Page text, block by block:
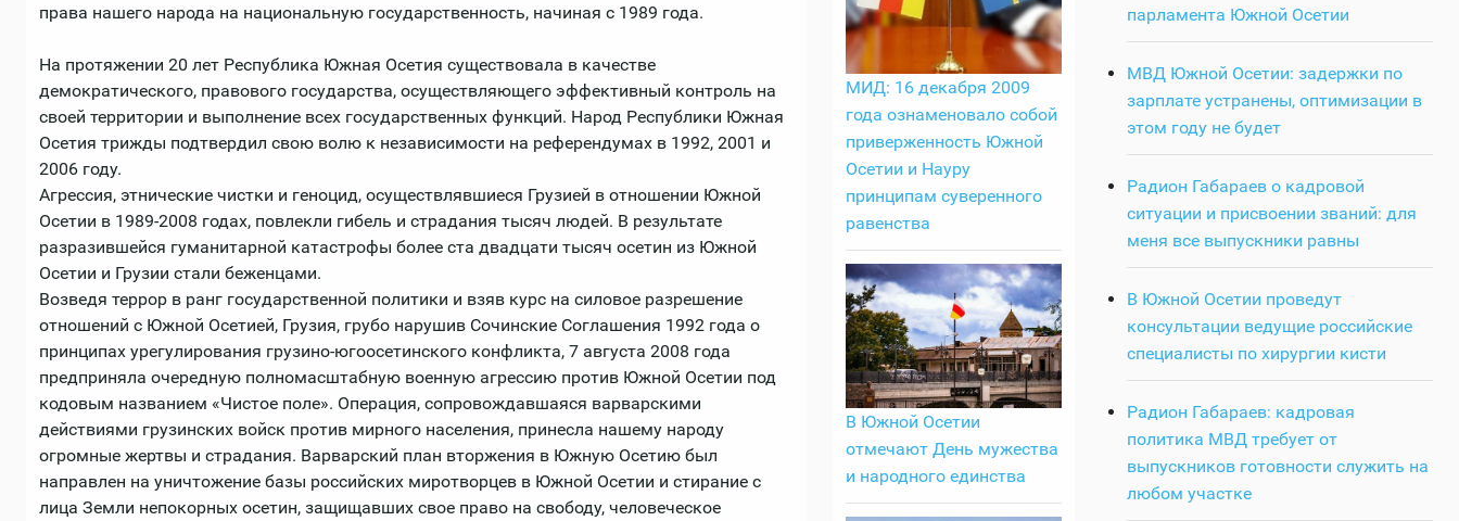
права нашего народа на национальную государственность, начиная с 1989 года.
На протяжении 20 лет Республика Южная Осетия существовала в качестве
демократического, правового государства, осуществляющего эффективный контроль на
своей территории и выполнение всех государственных функций. Народ Республики Южная
Осетия трижды подтвердил свою волю к независимости на референдумах в 1992, 2001 и
2006 году.
Агрессия, этнические чистки и геноцид, осуществлявшиеся Грузией в отношении Южной
Осетии в 1989-2008 годах, повлекли гибель и страдания тысяч людей. В результате
разразившейся гуманитарной катастрофы более ста двадцати тысяч осетин из Южной
Осетии и Грузии стали беженцами.
Возведя террор в ранг государственной политики и взяв курс на силовое разрешение
отношений с Южной Осетией, Грузия, грубо нарушив Сочинские Соглашения 1992 года о
принципах урегулирования грузино-югоосетинского конфликта, 7 августа 2008 года
предприняла очередную полномасштабную военную агрессию против Южной Осетии под
кодовым названием «Чистое поле». Операция, сопровождавшаяся варварскими
действиями грузинских войск против мирного населения, принесла нашему народу
огромные жертвы и страдания. Варварский план вторжения в Южную Осетию был
направлен на уничтожение базы российских миротворцев в Южной Осетии и стирание с
лица Земли непокорных осетин, защищавших свое право на свободу, человеческое
МИД: 16 декабря 2009
года ознаменовало собой
приверженность Южной
Осетии и Науру
принципам суверенного
равенства
В Южной Осетии
отмечают День мужества
и народного единства
парламента Южной Осетии
МВД Южной Осетии: задержки по
зарплате устранены, оптимизации в
этом году не будет
Радион Габараев о кадровой
ситуации и присвоении званий: для
меня все выпускники равны
В Южной Осетии проведут
консультации ведущие российские
специалисты по хирургии кисти
Радион Габараев: кадровая
политика МВД требует от
выпускников готовности служить на
любом участке